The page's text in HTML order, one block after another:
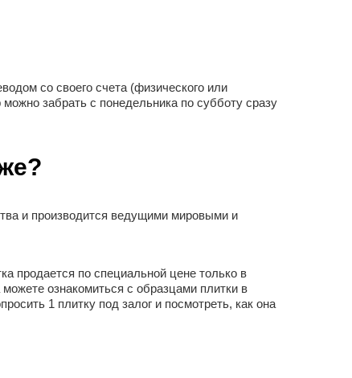
со своего счета (физического или
забрать с понедельника по субботу сразу
и производится ведущими мировыми и
продается по специальной цене только в
ознакомиться с образцами плитки в
1 плитку под залог и посмотреть, как она